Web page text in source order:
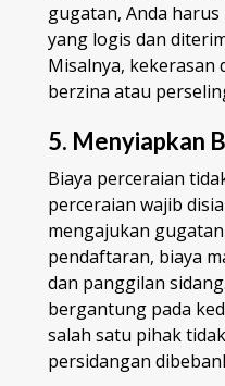
gugatan, Anda
yang logis dan
Misalnya, kekerasan
berzina atau
5. Menyiapkan
Biaya perceraian
perceraian wajib
mengajukan
pendaftaran, biaya
dan panggilan
bergantung pada
salah satu pihak
persidangan